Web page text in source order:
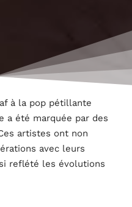
à la pop pétillante
a été marquée par des
artistes ont non
avec leurs
reflété les évolutions